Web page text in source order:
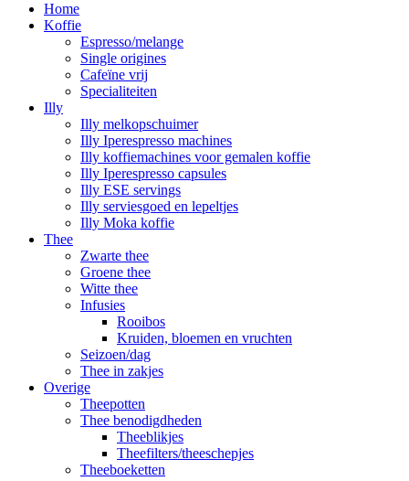
Home
Koffie
Espresso/melange
Single origines
Cafeïne vrij
Specialiteiten
Illy
Illy melkopschuimer
Illy Iperespresso machines
Illy koffiemachines voor gemalen koffie
Illy Iperespresso capsules
Illy ESE servings
Illy serviesgoed en lepeltjes
Illy Moka koffie
Thee
Zwarte thee
Groene thee
Witte thee
Infusies
Rooibos
Kruiden, bloemen en vruchten
Seizoen/dag
Thee in zakjes
Overige
Theepotten
Thee benodigdheden
Theeblikjes
Theefilters/theeschepjes
Theeboeketten